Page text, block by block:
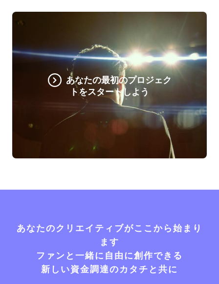
あなたの最初のプロジェク
トをスタートしよう
あなたのクリエイティブがここから始まり
ます
ファンと一緒に自由に創作できる
新しい資金調達のカタチと共に